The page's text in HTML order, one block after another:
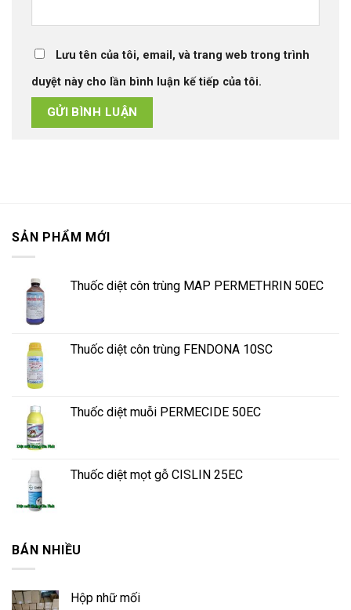
Lưu tên của tôi, email, và trang web trong trình
duyệt này cho lần bình luận kế tiếp của tôi.
SẢN PHẨM MỚI
Thuốc diệt côn trùng MAP PERMETHRIN 50EC
Thuốc diệt côn trùng FENDONA 10SC
Thuốc diệt muỗi PERMECIDE 50EC
Thuốc diệt mọt gỗ CISLIN 25EC
BÁN NHIỀU
Hộp nhữ mối